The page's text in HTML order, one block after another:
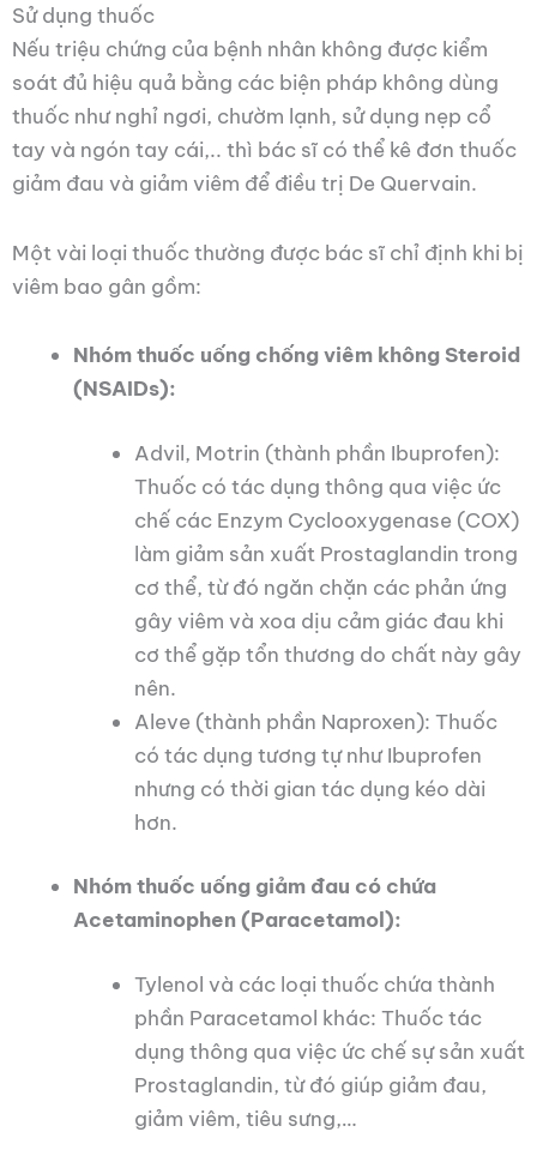
Sử dụng thuốc
Nếu triệu chứng của bệnh nhân không được kiểm
soát đủ hiệu quả bằng các biện pháp không dùng
thuốc như nghỉ ngơi, chườm lạnh, sử dụng nẹp cổ
tay và ngón tay cái,.. thì bác sĩ có thể kê đơn thuốc
giảm đau và giảm viêm để điều trị De Quervain.
Một vài loại thuốc thường được bác sĩ chỉ định khi bị
viêm bao gân gồm:
Nhóm thuốc uống chống viêm không Steroid
(NSAIDs):
Advil, Motrin (thành phần Ibuprofen):
Thuốc có tác dụng thông qua việc ức
chế các Enzym Cyclooxygenase (COX)
làm giảm sản xuất Prostaglandin trong
cơ thể, từ đó ngăn chặn các phản ứng
gây viêm và xoa dịu cảm giác đau khi
cơ thể gặp tổn thương do chất này gây
nên.
Aleve (thành phần Naproxen): Thuốc
có tác dụng tương tự như Ibuprofen
nhưng có thời gian tác dụng kéo dài
hơn.
Nhóm thuốc uống giảm đau có chứa
Acetaminophen (Paracetamol):
Tylenol và các loại thuốc chứa thành
phần Paracetamol khác: Thuốc tác
dụng thông qua việc ức chế sự sản xuất
Prostaglandin, từ đó giúp giảm đau,
giảm viêm, tiêu sưng,…